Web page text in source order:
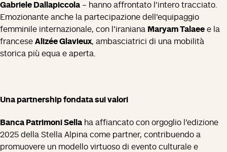
Gabriele Dallapiccola – hanno affrontato l’intero tracciato.
Emozionante anche la partecipazione dell’equipaggio
femminile internazionale, con l’iraniana Maryam Talaee e la
francese Alizée Glavieux, ambasciatrici di una mobilità
storica più equa e aperta.
Una partnership fondata sui valori
Banca Patrimoni Sella ha affiancato con orgoglio l’edizione
2025 della Stella Alpina come partner, contribuendo a
promuovere un modello virtuoso di evento culturale e